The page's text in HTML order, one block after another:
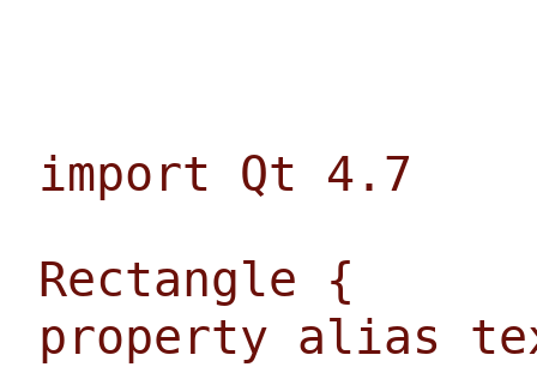
import Qt 4.7
Rectangle {
property alias